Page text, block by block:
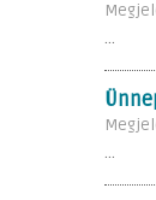
...
...